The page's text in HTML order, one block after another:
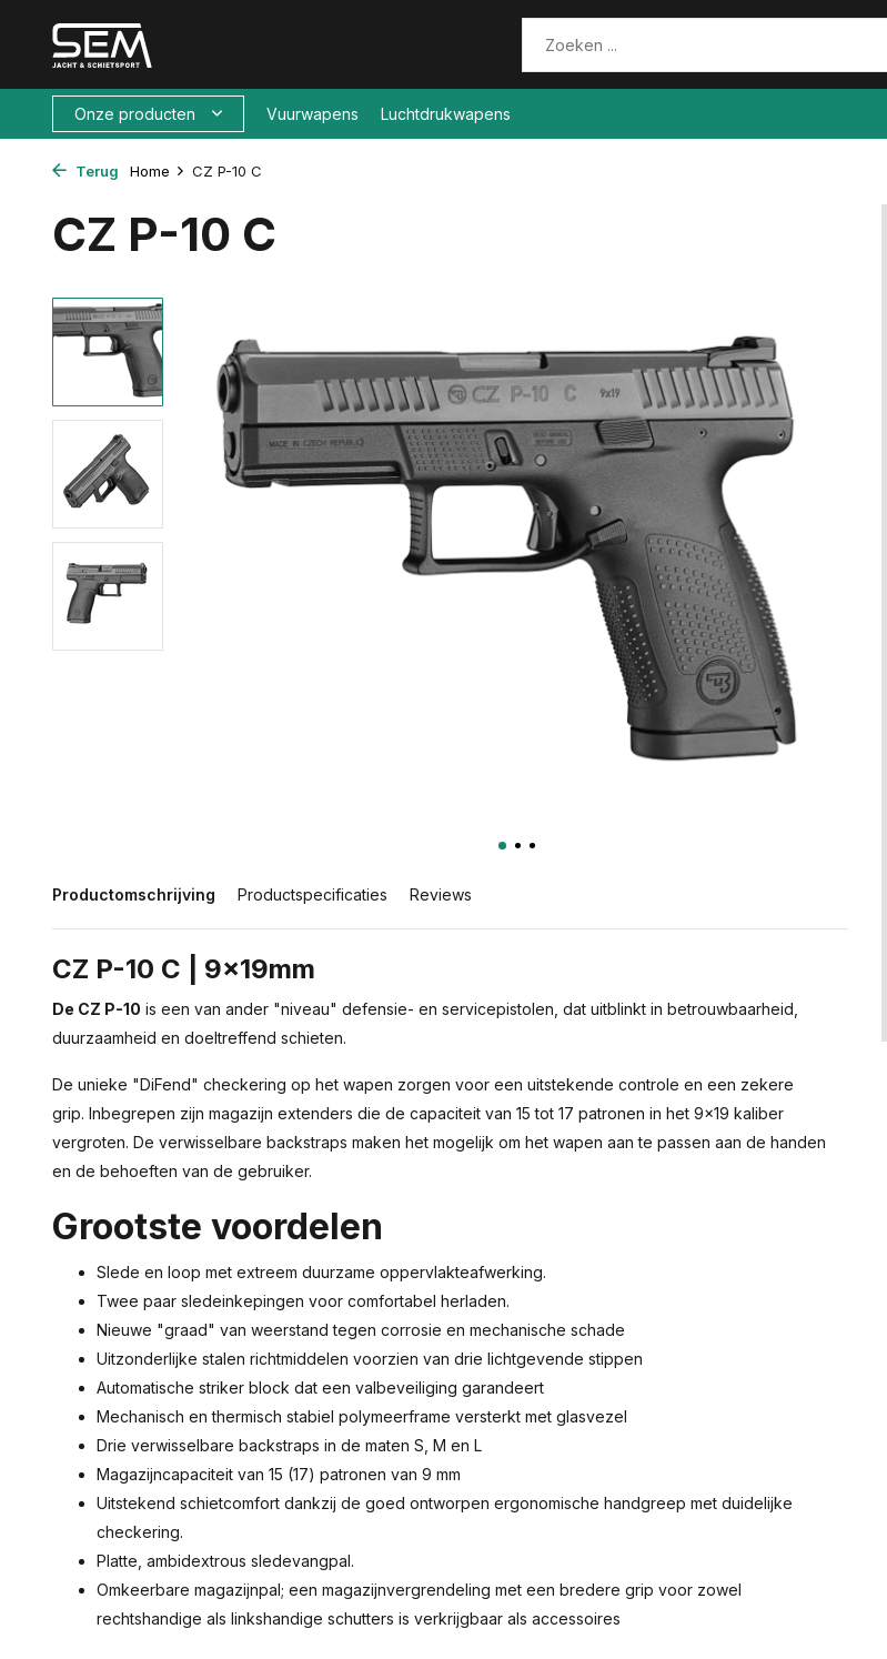
Onze producten Vuurwapens Luchtdrukwapens
Terug Home CZ P-10 C
CZ P-10 C
Productomschrijving Productspecificaties Reviews
CZ P-10 C | 9x19mm
De CZ P-10 is een van ander "niveau" defensie- en servicepistolen, dat uitblinkt in betrouwbaarheid,
duurzaamheid en doeltreffend schieten.
De unieke "DiFend" checkering op het wapen zorgen voor een uitstekende controle en een zekere
grip. Inbegrepen zijn magazijn extenders die de capaciteit van 15 tot 17 patronen in het 9x19 kaliber
vergroten. De verwisselbare backstraps maken het mogelijk om het wapen aan te passen aan de handen
en de behoeften van de gebruiker.
Grootste voordelen
Slede en loop met extreem duurzame oppervlakteafwerking.
Twee paar sledeinkepingen voor comfortabel herladen.
Nieuwe "graad" van weerstand tegen corrosie en mechanische schade
Uitzonderlijke stalen richtmiddelen voorzien van drie lichtgevende stippen
Automatische striker block dat een valbeveiliging garandeert
Mechanisch en thermisch stabiel polymeerframe versterkt met glasvezel
Drie verwisselbare backstraps in de maten S, M en L
Magazijncapaciteit van 15 (17) patronen van 9 mm
Uitstekend schietcomfort dankzij de goed ontworpen ergonomische handgreep met duidelijke
checkering.
Platte, ambidextrous sledevangpal.
Omkeerbare magazijnpal; een magazijnvergrendeling met een bredere grip voor zowel
rechtshandige als linkshandige schutters is verkrijgbaar als accessoires